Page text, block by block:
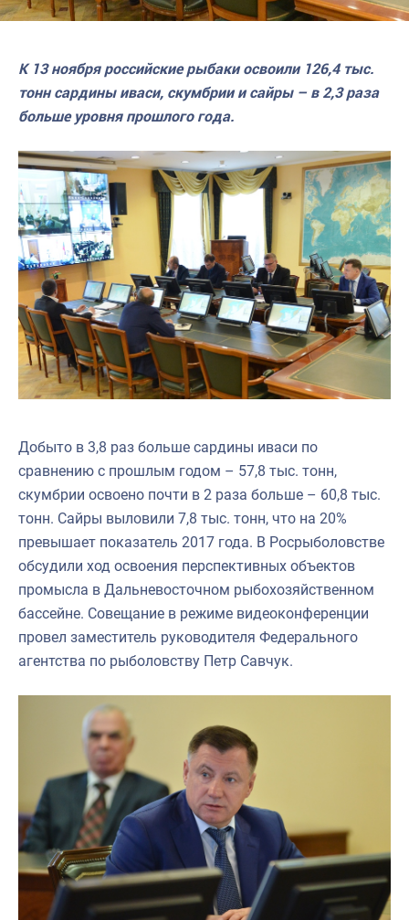
К 13 ноября российские рыбаки освоили 126,4 тыс.
тонн сардины иваси, скумбрии и сайры – в 2,3 раза
больше уровня прошлого года.
Добыто в 3,8 раз больше сардины иваси по
сравнению с прошлым годом – 57,8 тыс. тонн,
скумбрии освоено почти в 2 раза больше – 60,8 тыс.
тонн. Сайры выловили 7,8 тыс. тонн, что на 20%
превышает показатель 2017 года. В Росрыболовстве
обсудили ход освоения перспективных объектов
промысла в Дальневосточном рыбохозяйственном
бассейне. Совещание в режиме видеоконференции
провел заместитель руководителя Федерального
агентства по рыболовству Петр Савчук.